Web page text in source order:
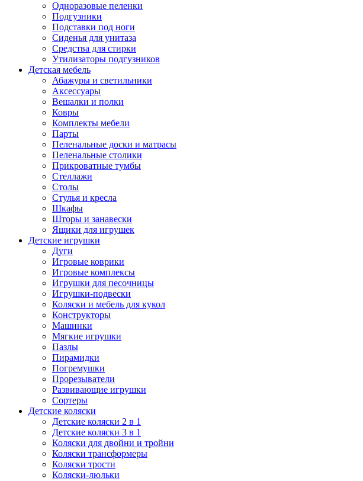
Одноразовые пеленки
Подгузники
Подставки под ноги
Сиденья для унитаза
Средства для стирки
Утилизаторы подгузников
Детская мебель
Абажуры и светильники
Аксессуары
Вешалки и полки
Ковры
Комплекты мебели
Парты
Пеленальные доски и матрасы
Пеленальные столики
Прикроватные тумбы
Стеллажи
Столы
Стулья и кресла
Шкафы
Шторы и занавески
Ящики для игрушек
Детские игрушки
Дуги
Игровые коврики
Игровые комплексы
Игрушки для песочницы
Игрушки-подвески
Коляски и мебель для кукол
Конструкторы
Машинки
Мягкие игрушки
Пазлы
Пирамидки
Погремушки
Прорезыватели
Развивающие игрушки
Сортеры
Детские коляски
Детские коляски 2 в 1
Детские коляски 3 в 1
Коляски для двойни и тройни
Коляски трансформеры
Коляски трости
Коляски-люльки